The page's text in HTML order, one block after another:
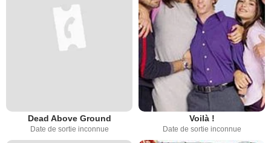
Dead Above Ground
Date de sortie inconnue
Voilà !
Date de sortie inconnue